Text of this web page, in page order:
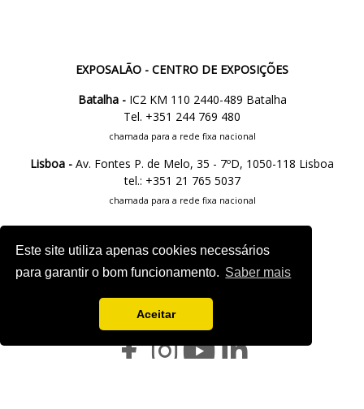
Este site utiliza apenas cookies necessários
para garantir o bom funcionamento. Saber mais
Aceitar
EXPOSALÃO - CENTRO DE EXPOSIÇÕES
Batalha -IC2 KM 110 2440-489 Batalha
Tel. +351 244 769 480
chamada para a rede fixa nacional
Lisboa - Av. Fontes P. de Melo, 35 - 7ºD, 1050-118 Lisboa
tel.: +351 21 765 5037
chamada para a rede fixa nacional
M.info@exposalao.pt
SIGA-NOS